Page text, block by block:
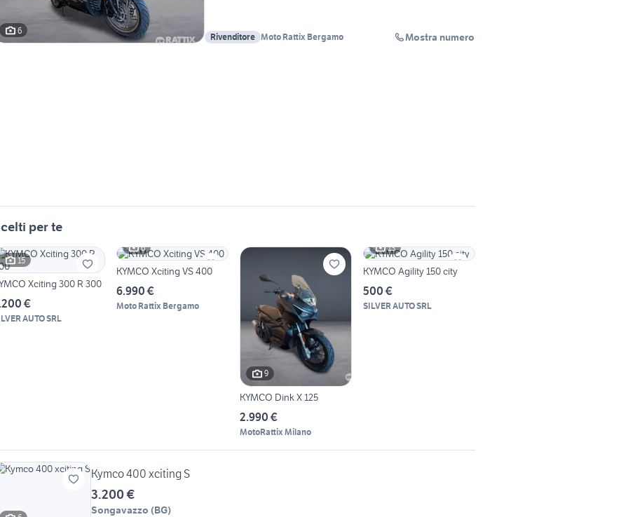
6
Rivenditore Moto Rattix Bergamo Mostra numero
per te
15
Xciting 300 R 300
€
AUTO SRL
6
KYMCO Xciting VS 400
6.990 €
Moto Rattix Bergamo
9
KYMCO Dink X 125
2.990 €
MotoRattix Milano
13
KYMCO Agility 150 city
500 €
SILVER AUTO SRL
Kymco 400 xciting S
3.200 €
Songavazzo (BG)